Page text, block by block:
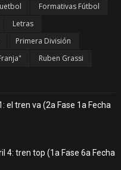
Formativas Fútbol
Letras
Primera División
Ruben Grassi
el tren va (2a Fase 1a Fecha
4: tren top (1a Fase 6a Fecha